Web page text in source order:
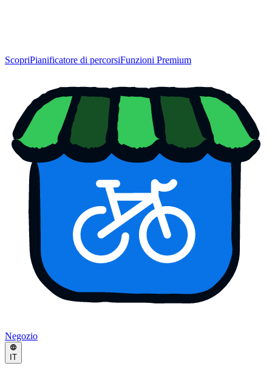
ScopriPianificatore di percorsiFunzioni Premium
Negozio
IT